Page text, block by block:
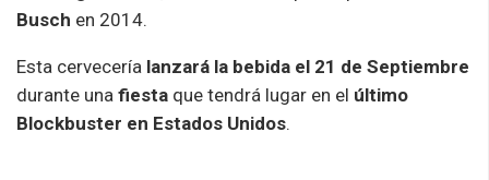
Busch en 2014.
Esta cervecería lanzará la bebida el 21 de Septiembre
durante una fiesta que tendrá lugar en el último
Blockbuster en Estados Unidos.